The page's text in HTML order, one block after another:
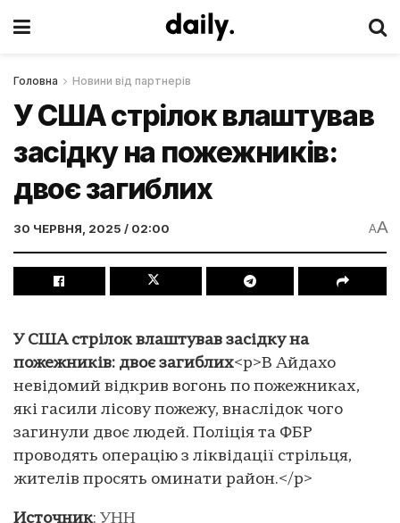
Головна Новини від партнерів
У США стрілок влаштував
засідку на пожежників:
двоє загиблих
30 ЧЕРВНЯ, 2025 / 02:00 AA
У США стрілок влаштував засідку на
пожежників: двоє загиблих<p>В Айдахо
невідомий відкрив вогонь по пожежниках,
які гасили лісову пожежу, внаслідок чого
загинули двоє людей. Поліція та ФБР
проводять операцію з ліквідації стрільця,
жителів просять оминати район.</p>
Источник: УНН